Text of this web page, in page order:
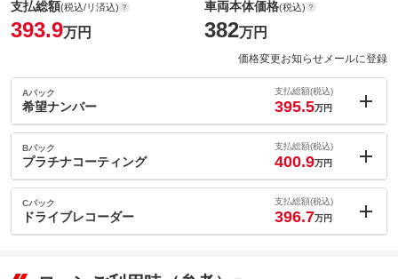
支払総額(税込/リ済込)
393.9万円
車両本体価格(税込)
382万円
価格変更お知らせメールに登録
Aパック
希望ナンバー
支払総額(税込)
395.5万円
内：オプシ
ョン価格
(税込)
車両本体価
382万円
パック内容
Bパック
プラチナコーティング
支払総額(税込)
400.9万円
内：オプシ
ョン価格
(税込)
車両本体価
Cパック
ドライブレコーダー
支払総額(税込)
396.7万円